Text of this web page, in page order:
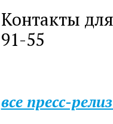
Контакты
91-55
все пресс-